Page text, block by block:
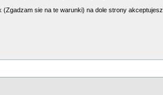
(Zgadzam sie na te warunki) na dole strony